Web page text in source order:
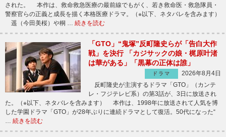
された。 本作は、救命救急医療の最前線でもがく、若き救命医・救急隊員・
警察官らの正義と成長を描く本格医療ドラマ。（※以下、ネタバレを含みます）
遥（今田美桜）や桐 … 続きを読む
「GTO」“鬼塚”反町隆史らが「告白大作
戦」を決行 「カジサックの娘・梶原叶渚
は華がある」「黒幕の正体は誰」
ドラマ
2026年8月4日
反町隆史が主演するドラマ「GTO」（カンテ
レ・フジテレビ系）の第3話が、3日に放送され
た。（※以下、ネタバレを含みます） 本作は、1998年に放送されて人気を博
した学園ドラマ「GTO」が28年ぶりに連続ドラマとして復活。50代になった“
… 続きを読む